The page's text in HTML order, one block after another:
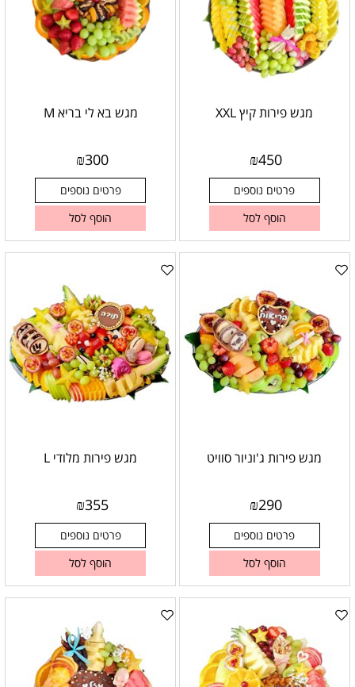
מגש פירות קיץ XXL
₪450
פרטים נוספים
הוסף לסל
מגש בא לי בריא M
₪300
פרטים נוספים
הוסף לסל
מגש פירות ג'וניור סוויט
₪290
פרטים נוספים
הוסף לסל
מגש פירות מלודי L
₪355
פרטים נוספים
הוסף לסל